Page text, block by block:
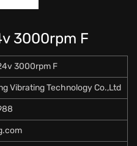
3000rpm F
3000rpm F
Vibrating Technology Co.,Ltd